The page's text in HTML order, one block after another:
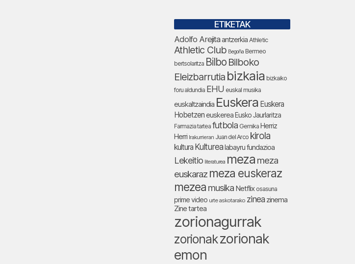
ETIKETAK
Adolfo Arejitaantzerkia Athletic
Athletic Club Begoña Bermeo
bertsolaritza Bilbo Bilboko
Eleizbarrutia bizkaia bizkaiko
foru aldundia EHU euskal musika
euskaltzaindia Euskera Euskera
Hobetzeneuskerea Eusko Jaurlaritza
Farmazia tartea futbola Gernika Herriz
Herri Irakurrieran Juan del Arco kirola
kultura Kulturealabayru fundazioa
Lekeitio literaturea meza meza
euskaraz meza euskeraz
mezea musika Netflix osasuna
prime video urte askotarako zinea zinema
Zine tartea
zorionagurrak
zorionakzorionak
emon